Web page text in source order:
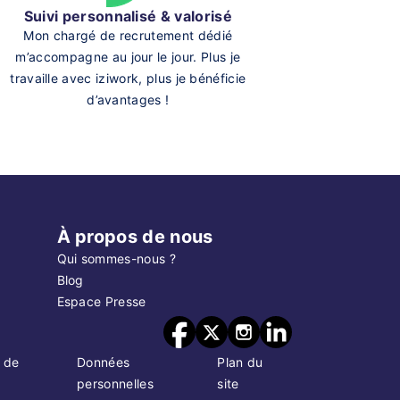
Suivi personnalisé & valorisé
Mon chargé de recrutement dédié
m’accompagne au jour le jour. Plus je
travaille avec iziwork, plus je bénéficie
d’avantages !
À propos de nous
Qui sommes-nous ?
Blog
Espace Presse
de
Données
personnelles
Plan du
site